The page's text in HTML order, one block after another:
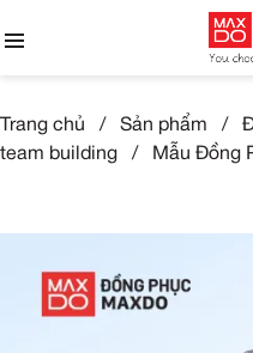
Trang chủ / Sản phẩm /
team building
/ Mẫu Đồng